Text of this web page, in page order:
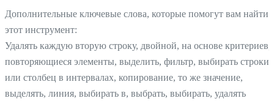
Дополнительные ключевые слова, которые помогут вам найти
этот инструмент:
Удалять каждую вторую строку, двойной, на основе критериев,
повторяющиеся элементы, выделить, фильтр, выбирать строки
или столбец в интервалах, копирование, то же значение,
выделять, линия, выбирать в, выбрать, выбирать, удалять